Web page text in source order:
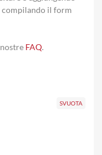
compilando il form
FAQ.
SVUOTA